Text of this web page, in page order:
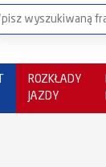
ROZKŁADY
JAZDY